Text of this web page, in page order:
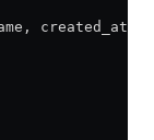
created_at)